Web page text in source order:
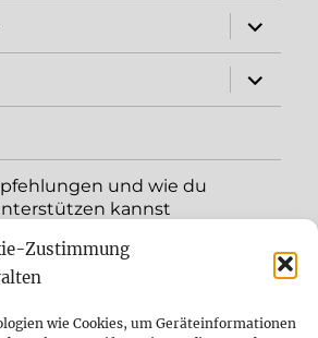
Zustimmung
wie Cookies, um Geräteinformationen
öffnen
öffnen
und wie du
kannst
öffnen